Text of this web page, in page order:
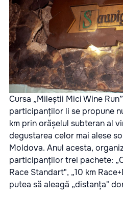
Cursa „Mileștii Mici Wine
participanților li se propune
km prin orășelul subteran al
degustarea celor mai alese
Moldova. Anul acesta,
participanților trei pachete: „
Race Standart", „10 km
putea să aleagă „distanța"